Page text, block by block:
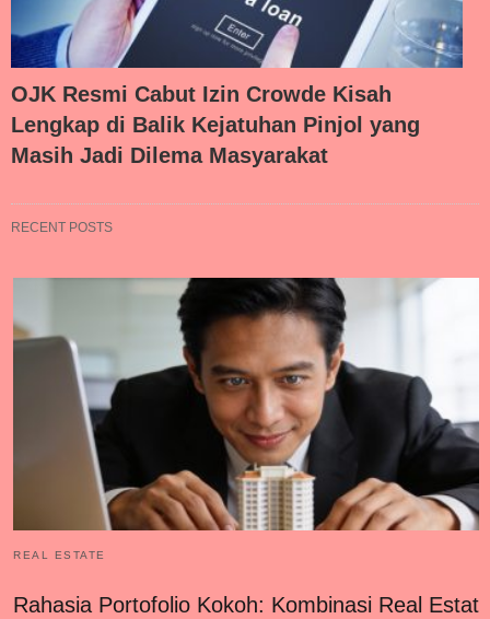
OJK Resmi Cabut Izin Crowde Kisah
Lengkap di Balik Kejatuhan Pinjol yang
Masih Jadi Dilema Masyarakat
RECENT POSTS
REAL ESTATE
Rahasia Portofolio Kokoh: Kombinasi Real Estat